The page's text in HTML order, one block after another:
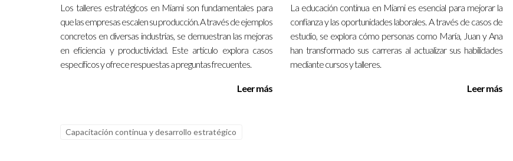
¿Cómo puedo medir el éxito de mis estrategias?
Monitorea métricas como visitas a listados, consultas recibidas y tasa de conversión para evaluar la
Ignacio Valenzuela es un experto reconocido en el sector inmobiliario, con años de experiencia ayudando a
Los talleres estratégicos en Miami son fundamentales para
que las empresas escalen su producción. A través de ejemplos
concretos en diversas industrias, se demuestran las mejoras
en eficiencia y productividad. Este artículo explora casos
específicos y ofrece respuestas a preguntas frecuentes.
Leer más
La educación continua en Miami es esencial para mejorar la
confianza y las oportunidades laborales. A través de casos de
estudio, se explora cómo personas como María, Juan y Ana
han transformado sus carreras al actualizar sus habilidades
mediante cursos y talleres.
Leer más
Capacitación continua y desarrollo estratégico